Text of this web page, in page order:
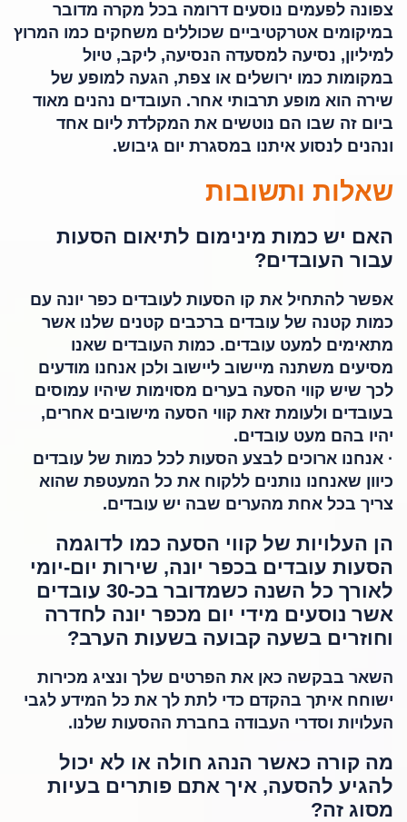
צפונה לפעמים נוסעים דרומה בכל מקרה מדובר
במיקומים אטרקטיביים שכוללים משחקים כמו המרוץ
למיליון, נסיעה למסעדה הנסיעה, ליקב, טיול
במקומות כמו ירושלים או צפת, הגעה למופע של
שירה הוא מופע תרבותי אחר. העובדים נהנים מאוד
ביום זה שבו הם נוטשים את המקלדת ליום אחד
ונהנים לנסוע איתנו במסגרת יום גיבוש.
שאלות ותשובות
האם יש כמות מינימום לתיאום הסעות
עבור העובדים?
אפשר להתחיל את קו הסעות לעובדים כפר יונה עם
כמות קטנה של עובדים ברכבים קטנים שלנו אשר
מתאימים למעט עובדים. כמות העובדים שאנו
מסיעים משתנה מיישוב ליישוב ולכן אנחנו מודעים
לכך שיש קווי הסעה בערים מסוימות שיהיו עמוסים
בעובדים ולעומת זאת קווי הסעה מישובים אחרים,
יהיו בהם מעט עובדים.
· אנחנו ארוכים לבצע הסעות לכל כמות של עובדים
כיוון שאנחנו נותנים ללקוח את כל המעטפת שהוא
צריך בכל אחת מהערים שבה יש עובדים.
הן העלויות של קווי הסעה כמו לדוגמה
הסעות עובדים בכפר יונה, שירות יום-יומי
לאורך כל השנה כשמדובר בכ-30 עובדים
אשר נוסעים מידי יום מכפר יונה לחדרה
וחוזרים בשעה קבועה בשעות הערב?
השאר בבקשה כאן את הפרטים שלך ונציג מכירות
ישוחח איתך בהקדם כדי לתת לך את כל המידע לגבי
העלויות וסדרי העבודה בחברת ההסעות שלנו.
מה קורה כאשר הנהג חולה או לא יכול
להגיע להסעה, איך אתם פותרים בעיות
מסוג זה?